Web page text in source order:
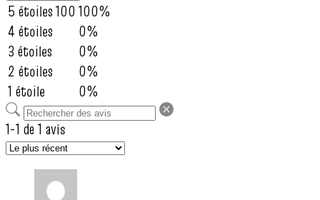
5 étoiles100 100%
4 étoiles
0%
3 étoiles
0%
2 étoiles
0%
1 étoile
0%
1-1 de 1 avis